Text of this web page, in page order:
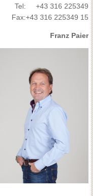
Tel:
+43 316 225349
Fax:+43 316 225349 15
Franz Paier